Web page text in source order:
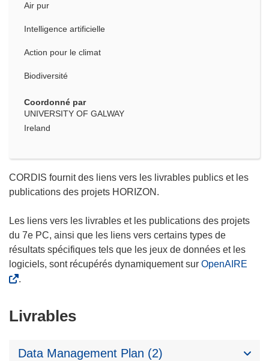
Air pur
Intelligence artificielle
Action pour le climat
Biodiversité
Coordonné par
UNIVERSITY OF GALWAY
Ireland
CORDIS fournit des liens vers les livrables publics et les
publications des projets HORIZON.
Les liens vers les livrables et les publications des projets
du 7e PC, ainsi que les liens vers certains types de
résultats spécifiques tels que les jeux de données et les
logiciels, sont récupérés dynamiquement sur OpenAIRE
.
Livrables
Data Management Plan (2)